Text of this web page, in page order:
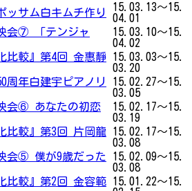
ッサム白キムチ作り
15.03.13～15.
04.01
会⑦ 「テンジャ
15.03.10～15.
04.02
比較』第4回 金惠靜
15.03.03～15.
03.20
周年白建宇ピアノリ
15.02.27～15.
03.05
会⑥ あなたの初恋
15.02.17～15.
03.19
比較』第3回 片岡龍
15.02.17～15.
03.08
会⑤ 僕が9歳だった
15.02.09～15.
03.08
比較』第2回 金容範
15.01.22～15.